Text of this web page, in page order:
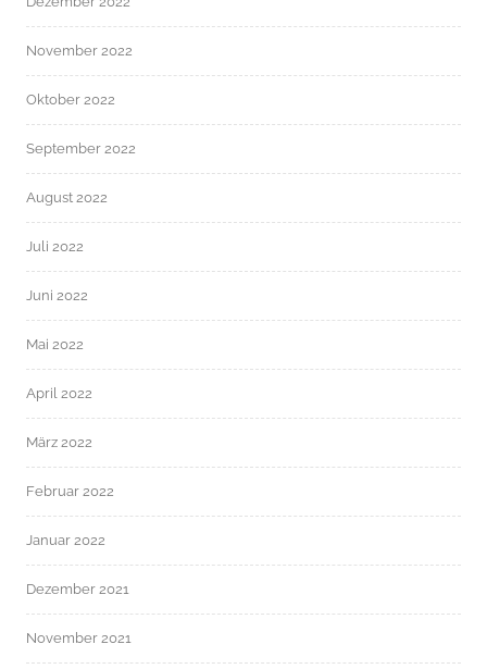
November 2022
Oktober 2022
September 2022
August 2022
Juli 2022
Juni 2022
Mai 2022
April 2022
März 2022
Februar 2022
Januar 2022
Dezember 2021
November 2021